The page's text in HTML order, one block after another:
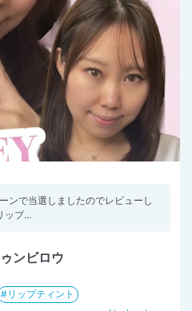
ンで当選しましたのでレビューし
ップ...
ンビロウ
リップティント